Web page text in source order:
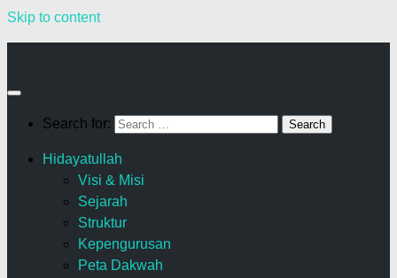
Skip to content
Search for:
Hidayatullah
Visi & Misi
Sejarah
Struktur
Kepengurusan
Peta Dakwah